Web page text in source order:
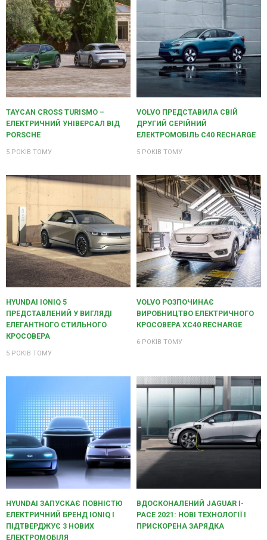
TAYCAN CROSS TURISMO –
ЕЛЕКТРИЧНИЙ УНІВЕРСАЛ ВІД
PORSCHE
5 РОКІВ ТОМУ
VOLVO ПРЕДСТАВИЛА СВІЙ
ДРУГИЙ СЕРІЙНИЙ
ЕЛЕКТРОМОБІЛЬ C40 RECHARGE
5 РОКІВ ТОМУ
HYUNDAI IONIQ 5
ПРЕДСТАВЛЕНИЙ У ВИГЛЯДІ
ЕЛЕГАНТНОГО СТИЛЬНОГО
КРОСОВЕРА
5 РОКІВ ТОМУ
VOLVO РОЗПОЧИНАЄ
ВИРОБНИЦТВО ЕЛЕКТРИЧНОГО
КРОСОВЕРА XC40 RECHARGE
6 РОКІВ ТОМУ
HYUNDAI ЗАПУСКАЄ ПОВНІСТЮ
ЕЛЕКТРИЧНИЙ БРЕНД IONIQ І
ПІДТВЕРДЖУЄ 3 НОВИХ
ЕЛЕКТРОМОБІЛЯ
ВДОСКОНАЛЕНИЙ JAGUAR I-
PACE 2021: НОВІ ТЕХНОЛОГІЇ І
ПРИСКОРЕНА ЗАРЯДКА